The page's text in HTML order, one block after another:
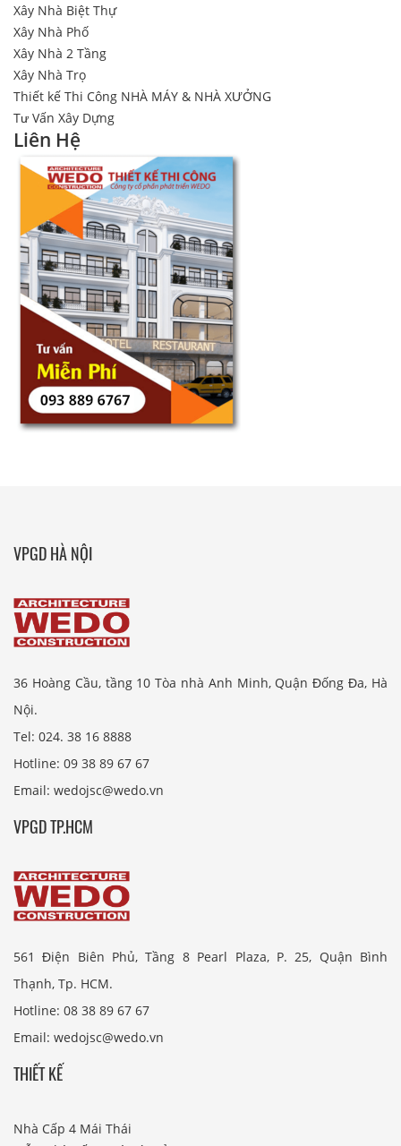
Xây Nhà Biệt Thự
Xây Nhà Phố
Xây Nhà 2 Tầng
Xây Nhà Trọ
Thiết kế Thi Công NHÀ MÁY & NHÀ XƯỞNG
Tư Vấn Xây Dựng
Liên Hệ
VPGD HÀ NỘI
36 Hoàng Cầu, tầng 10 Tòa nhà Anh Minh, Quận Đống Đa, Hà
Nội.
Tel: 024. 38 16 8888
Hotline: 09 38 89 67 67
Email: wedojsc@wedo.vn
VPGD TP.HCM
561 Điện Biên Phủ, Tầng 8 Pearl Plaza, P. 25, Quận Bình
Thạnh, Tp. HCM.
Hotline: 08 38 89 67 67
Email: wedojsc@wedo.vn
THIẾT KẾ
Nhà Cấp 4 Mái Thái